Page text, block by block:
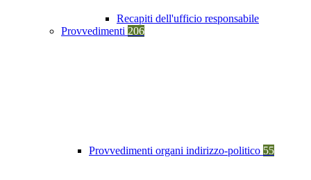
Recapiti dell'ufficio responsabile
Provvedimenti 206
Provvedimenti organi indirizzo-politico 55